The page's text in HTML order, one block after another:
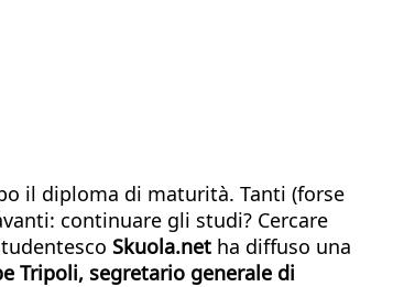
il diploma di maturità. Tanti (forse
continuare gli studi? Cercare
Skuola.net ha diffuso una
Tripoli, segretario generale di